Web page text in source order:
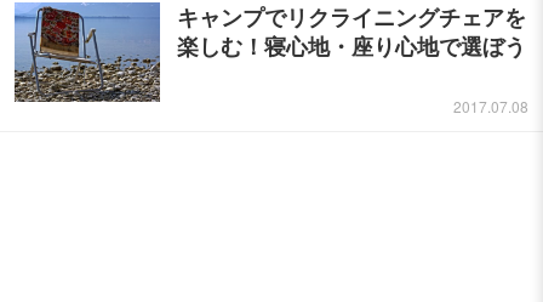
キャンプでリクライニングチェアを
楽しむ！寝心地・座り心地で選ぼう
2017.07.08